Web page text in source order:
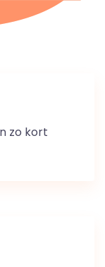
zo kort